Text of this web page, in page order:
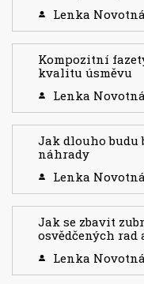
Lenka Novotná
Kompozitní
kvalitu úsměvu
Lenka Novotná
Jak dlouho budu
náhrady
Lenka Novotná
Jak se zbavit
osvědčených
Lenka Novotná